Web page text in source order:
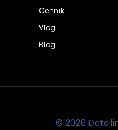
Cennik
Vlog
Blog
© 2026